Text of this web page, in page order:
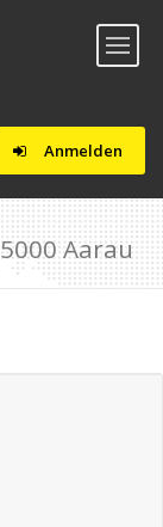
Anmelden
Toggle
5000 Aarau